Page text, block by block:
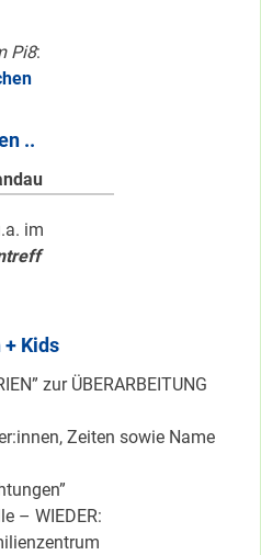
Pi8:
..
im
Kids
zur ÜBERARBEITUNG
Zeiten sowie Name
– WIEDER: